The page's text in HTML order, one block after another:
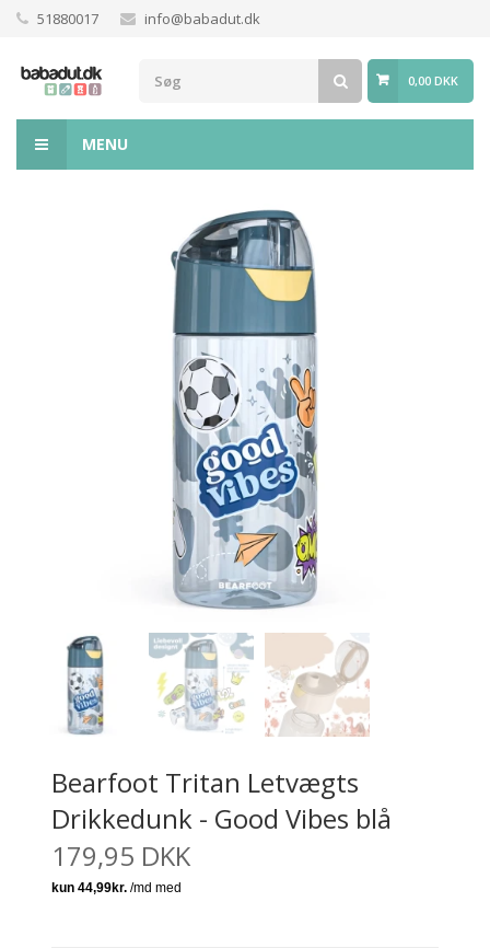
51880017 info@babadut.dk
0,00 DKK
MENU
Bearfoot Tritan Letvægts
Drikkedunk - Good Vibes blå
179,95 DKK